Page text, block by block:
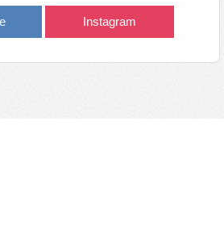
Instagram